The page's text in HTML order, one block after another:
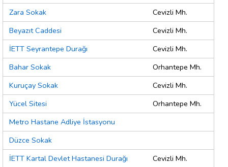
Zara Sokak
Cevizli Mh.
Beyazıt Caddesi
Cevizli Mh.
İETT Seyrantepe Durağı
Cevizli Mh.
Bahar Sokak
Orhantepe Mh.
Kuruçay Sokak
Cevizli Mh.
Yücel Sitesi
Orhantepe Mh.
Metro Hastane Adliye İstasyonu
Düzce Sokak
İETT Kartal Devlet Hastanesi Durağı
Cevizli Mh.